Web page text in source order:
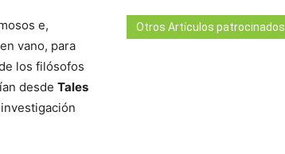
e,
vano, para
los filósofos
desde Tales
Otros Artículos patrocinados